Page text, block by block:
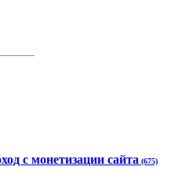
с монетизации сайта (675)